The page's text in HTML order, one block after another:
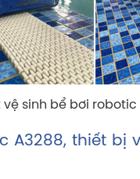
sinh bể bơi robotic
A3288, thiết bị